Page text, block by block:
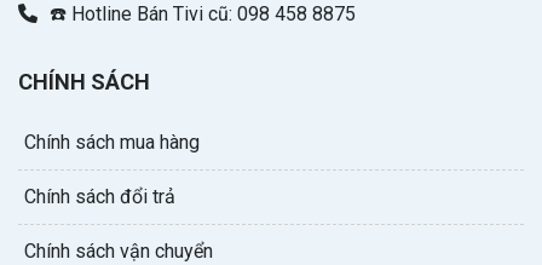
☎️ Hotline Bán Tivi cũ: 098 458 8875
CHÍNH SÁCH
Chính sách mua hàng
Chính sách đổi trả
Chính sách vận chuyển